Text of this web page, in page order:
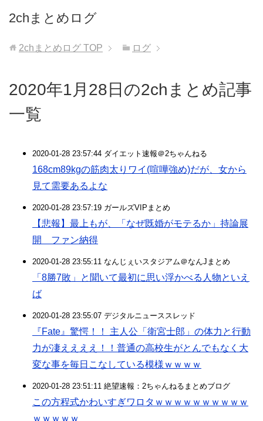
2chまとめログ
2chまとめログ TOP ログ
2020年1月28日の2chまとめ記事
一覧
2020-01-28 23:57:44 ダイエット速報＠2ちゃんねる
168cm89kgの筋肉太りワイ(喧嘩強め)だが、女から
見て需要あるよな
2020-01-28 23:57:19 ガールズVIPまとめ
【悲報】最上もが、「なぜ既婚がモテるか」持論展
開 ファン納得
2020-01-28 23:55:11 なんじぇいスタジアム＠なんJまとめ
「8勝7敗」と聞いて最初に思い浮かべる人物といえ
ば
2020-01-28 23:55:07 デジタルニューススレッド
『Fate』驚愕！！ 主人公「衛宮士郎」の体力と行動
力が凄ええええ！！普通の高校生がとんでもなく大
変な事を毎日こなしている模様ｗｗｗｗ
2020-01-28 23:51:11 絶望速報：2ちゃんねるまとめブログ
この方程式かわいすぎワロタｗｗｗｗｗｗｗｗｗｗ
ｗｗｗｗｗ